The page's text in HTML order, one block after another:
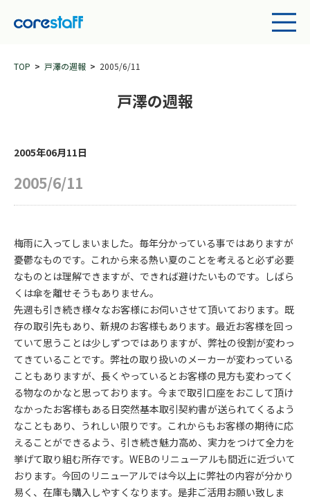
TOP 戸澤の週報 2005/6/11
戸澤の週報
2005年06月11日
2005/6/11
梅雨に入ってしまいました。毎年分かっている事ではありますが
憂鬱なものです。これから来る熱い夏のことを考えると必ず必要
なものとは理解できますが、できれば避けたいものです。しばら
くは傘を離せそうもありません。
先週も引き続き様々なお客様にお伺いさせて頂いております。既
存の取引先もあり、新規のお客様もあります。最近お客様を回っ
ていて思うことは少しずつではありますが、弊社の役割が変わっ
てきていることです。弊社の取り扱いのメーカーが変わっている
こともありますが、長くやっているとお客様の見方も変わってく
る物なのかなと思っております。今まで取引口座をおこして頂け
なかったお客様もある日突然基本取引契約書が送られてくるよう
なこともあり、うれしい限りです。これからもお客様の期待に応
えることができるよう、引き続き魅力高め、実力をつけて全力を
挙げて取り組む所存です。WEBのリニューアルも間近に近づいて
おります。今回のリニューアルでは今以上に弊社の内容が分かり
易く、在庫も購入しやすくなります。是非ご活用お願い致しま